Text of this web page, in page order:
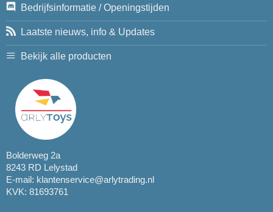
Bedrijfsinformatie / Openingstijden
Laatste nieuws, info & Updates
Bekijk alle producten
Bolderweg 2a
8243 RD Lelystad
E-mail: klantenservice@arlytrading.nl
KVK: 81693761